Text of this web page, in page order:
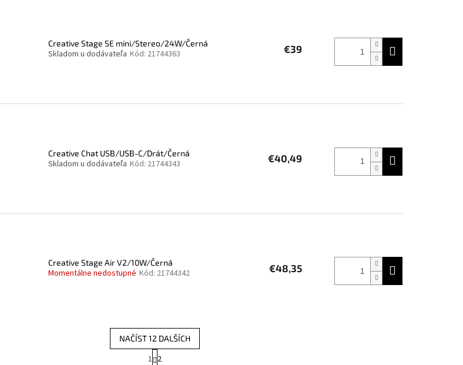
Creative Stage SE mini/Stereo/24W/Černá
Skladom u dodávateľa Kód: 21744363 €39
Creative Chat USB/USB-C/Drát/Černá
Skladom u dodávateľa Kód: 21744343 €40,49
Creative Stage Air V2/10W/Černá
Momentálne nedostupné Kód: 21744342 €48,35
NAČÍST 12 DALŠÍCH
S
1 2